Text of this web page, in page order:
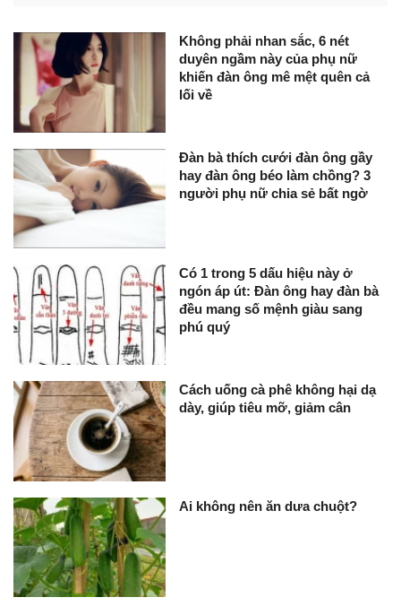
Không phải nhan sắc, 6 nét
duyên ngầm này của phụ nữ
khiến đàn ông mê mệt quên cả
lối về
Đàn bà thích cưới đàn ông gầy
hay đàn ông béo làm chồng? 3
người phụ nữ chia sẻ bất ngờ
Có 1 trong 5 dấu hiệu này ở
ngón áp út: Đàn ông hay đàn bà
đều mang số mệnh giàu sang
phú quý
Cách uống cà phê không hại dạ
dày, giúp tiêu mỡ, giảm cân
Ai không nên ăn dưa chuột?